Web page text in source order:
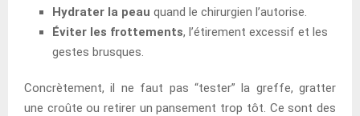
Hydrater la peau quand le chirurgien l’autorise.
Éviter les frottements, l’étirement excessif et les
gestes brusques.
Concrètement, il ne faut pas “tester” la greffe, gratter
une croûte ou retirer un pansement trop tôt. Ce sont des